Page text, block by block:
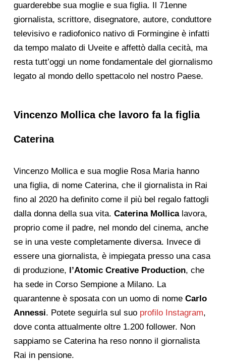
guarderebbe sua moglie e sua figlia. Il 71enne
giornalista, scrittore, disegnatore, autore, conduttore
televisivo e radiofonico nativo di Formingine è infatti
da tempo malato di Uveite e affettò dalla cecità, ma
resta tutt’oggi un nome fondamentale del giornalismo
legato al mondo dello spettacolo nel nostro Paese.
Vincenzo Mollica che lavoro fa la figlia
Caterina
Vincenzo Mollica e sua moglie Rosa Maria hanno
una figlia, di nome Caterina, che il giornalista in Rai
fino al 2020 ha definito come il più bel regalo fattogli
dalla donna della sua vita. Caterina Mollicalavora,
proprio come il padre, nel mondo del cinema, anche
se in una veste completamente diversa. Invece di
essere una giornalista, è impiegata presso una casa
di produzione, l’Atomic Creative Production, che
ha sede in Corso Sempione a Milano. La
quarantenne è sposata con un uomo di nome Carlo
Annessi. Potete seguirla sul suo profilo Instagram,
dove conta attualmente oltre 1.200 follower. Non
sappiamo se Caterina ha reso nonno il giornalista
Rai in pensione.